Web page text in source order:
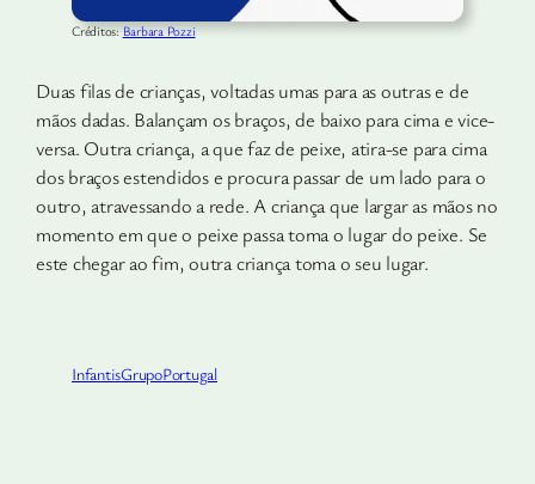
Créditos:Barbara Pozzi
Duas filas de crianças, voltadas umas para as outras e de
mãos dadas. Balançam os braços, de baixo para cima e vice-
versa. Outra criança, a que faz de peixe, atira-se para cima
dos braços estendidos e procura passar de um lado para o
outro, atravessando a rede. A criança que largar as mãos no
momento em que o peixe passa toma o lugar do peixe. Se
este chegar ao fim, outra criança toma o seu lugar.
InfantisGrupoPortugal